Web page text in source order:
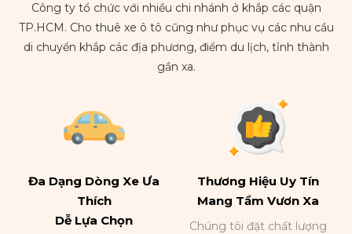
Công ty tổ chức với nhiều chi nhánh ở khắp các quận
TP.HCM. Cho thuê xe ô tô cũng như phục vụ các nhu cầu
di chuyển khắp các địa phương, điểm du lịch, tỉnh thành
gần xa.
Đa Dạng Dòng Xe Ưa
Thích
Dễ Lựa Chọn
Thương Hiệu Uy Tín
Mang Tầm Vươn Xa
Chúng tôi đặt chất lượng